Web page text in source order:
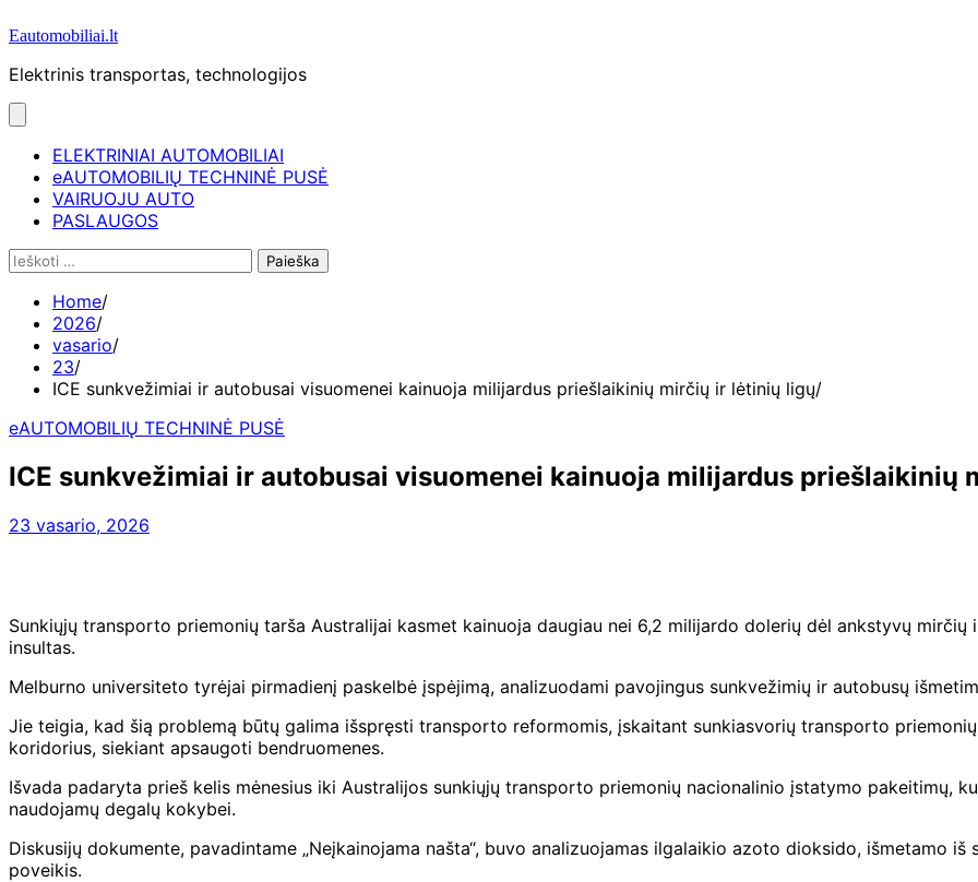
Eautomobiliai.lt
Elektrinis transportas, technologijos
ELEKTRINIAI AUTOMOBILIAI
eAUTOMOBILIŲ TECHNINĖ PUSĖ
VAIRUOJU AUTO
PASLAUGOS
Ieškoti:
Home
2026
vasario
23
ICE sunkvežimiai ir autobusai visuomenei kainuoja milijardus priešlaikinių mirčių ir lėtinių ligų
eAUTOMOBILIŲ TECHNINĖ PUSĖ
ICE sunkvežimiai ir autobusai visuomenei kainuoja milijardus priešlaikinių
23 vasario, 2026
Sunkiųjų transporto priemonių tarša Australijai kasmet kainuoja daugiau nei 6,2 milijardo dolerių dėl ankstyvų
insultas.
Melburno universiteto tyrėjai pirmadienį paskelbė įspėjimą, analizuodami pavojingus sunkvežimių ir autobusų
Jie teigia, kad šią problemą būtų galima išspręsti transporto reformomis, įskaitant sunkiasvorių transporto
koridorius, siekiant apsaugoti bendruomenes.
Išvada padaryta prieš kelis mėnesius iki Australijos sunkiųjų transporto priemonių nacionalinio įstatymo pakeitimų,
naudojamų degalų kokybei.
Diskusijų dokumente, pavadintame „Neįkainojama našta“, buvo analizuojamas ilgalaikio azoto dioksido, išmetamo
poveikis.